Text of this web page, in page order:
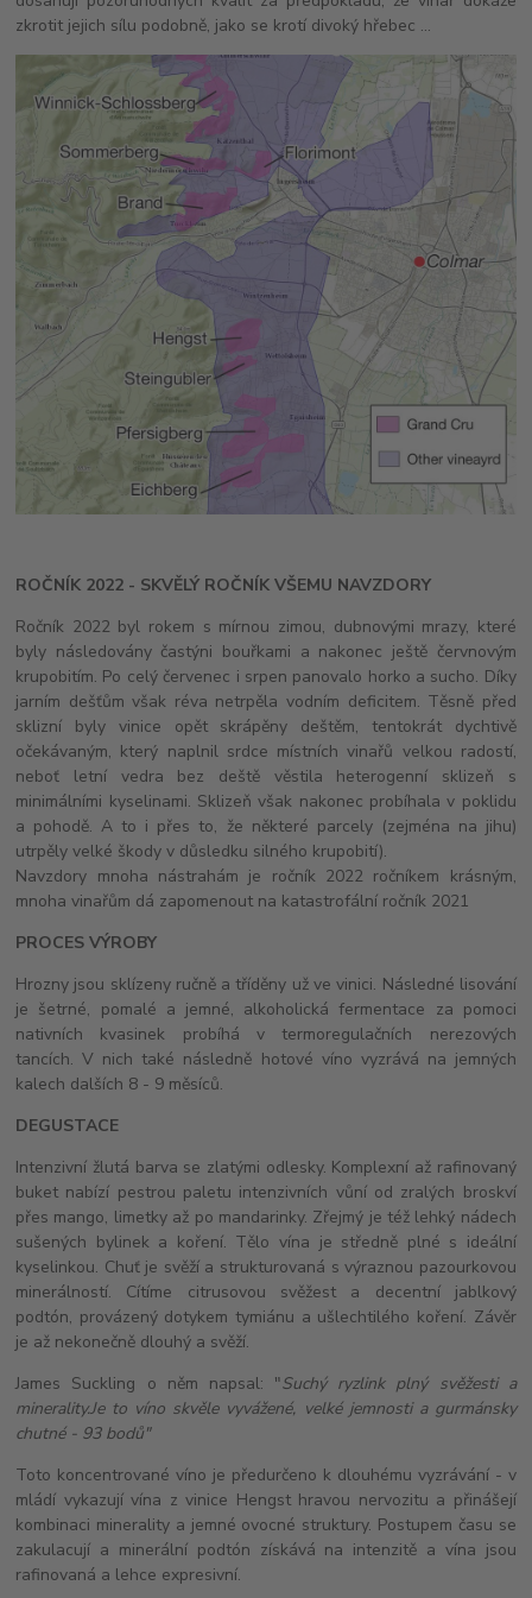
zkrotit jejich sílu podobně, jako se krotí divoký hřebec ...
ROČNÍK 2022 - SKVĚLÝ ROČNÍK VŠEMU NAVZDORY
Ročník 2022 byl rokem s mírnou zimou, dubnovými mrazy, které
byly následovány častýni bouřkami a nakonec ještě červnovým
krupobitím. Po celý červenec i srpen panovalo horko a sucho. Díky
jarním dešťům však réva netrpěla vodním deficitem. Těsně před
sklizní byly vinice opět skrápěny deštěm, tentokrát dychtivě
očekávaným, který naplnil srdce místních vinařů velkou radostí,
neboť letní vedra bez deště věstila heterogenní sklizeň s
minimálními kyselinami. Sklizeň však nakonec probíhala v poklidu
a pohodě. A to i přes to, že některé parcely (zejména na jihu)
utrpěly velké škody v důsledku silného krupobití).
Navzdory mnoha nástrahám je ročník 2022 ročníkem krásným,
mnoha vinařům dá zapomenout na katastrofální ročník 2021
PROCES VÝROBY
Hrozny jsou sklízeny ručně a tříděny už ve vinici. Následné lisování
je šetrné, pomalé a jemné, alkoholická fermentace za pomoci
nativních kvasinek probíhá v termoregulačních nerezových
tancích. V nich také následně hotové víno vyzrává na jemných
kalech dalších 8 - 9 měsíců.
DEGUSTACE
Intenzivní žlutá barva se zlatými odlesky. Komplexní až rafinovaný
buket nabízí pestrou paletu intenzivních vůní od zralých broskví
přes mango, limetky až po mandarinky. Zřejmý je též lehký nádech
sušených bylinek a koření. Tělo vína je středně plné s ideální
kyselinkou. Chuť je svěží a strukturovaná s výraznou pazourkovou
minerálností. Cítíme citrusovou svěžest a decentní jablkový
podtón, provázený dotykem tymiánu a ušlechtilého koření. Závěr
je až nekonečně dlouhý a svěží.
James Suckling o něm napsal: "Suchý ryzlink plný svěžesti a
minerality.Je to víno skvěle vyvážené, velké jemnosti a gurmánsky
chutné - 93 bodů"
Toto koncentrované víno je předurčeno k dlouhému vyzrávání - v
mládí vykazují vína z vinice Hengst hravou nervozitu a přinášejí
kombinaci minerality a jemné ovocné struktury. Postupem času se
zakulacují a minerální podtón získává na intenzitě a vína jsou
rafinovaná a lehce expresivní.